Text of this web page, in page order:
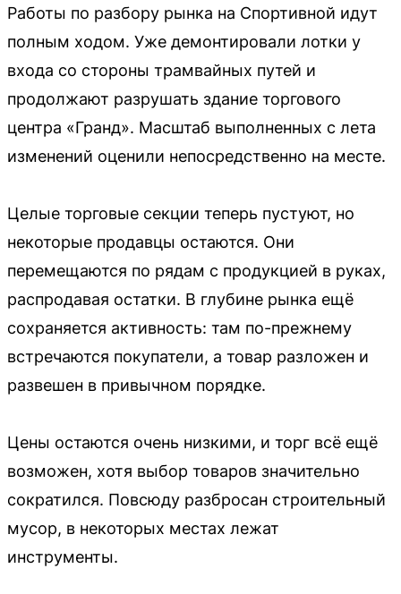
Работы по разбору рынка на Спортивной идут
полным ходом. Уже демонтировали лотки у
входа со стороны трамвайных путей и
продолжают разрушать здание торгового
центра «Гранд». Масштаб выполненных с лета
изменений оценили непосредственно на месте.
Целые торговые секции теперь пустуют, но
некоторые продавцы остаются. Они
перемещаются по рядам с продукцией в руках,
распродавая остатки. В глубине рынка ещё
сохраняется активность: там по-прежнему
встречаются покупатели, а товар разложен и
развешен в привычном порядке.
Цены остаются очень низкими, и торг всё ещё
возможен, хотя выбор товаров значительно
сократился. Повсюду разбросан строительный
мусор, в некоторых местах лежат
инструменты.